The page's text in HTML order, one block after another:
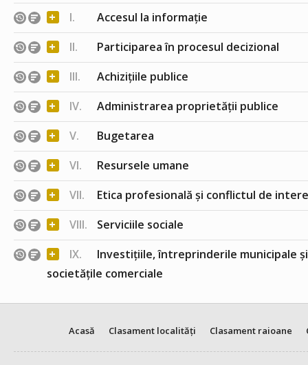
+
I. Accesul la informație
+ II. Participarea în procesul decizional
+ III. Achizițiile publice
+ IV. Administrarea proprietății publice
+ V. Bugetarea
+ VI. Resursele umane
+ VII. Etica profesională și conflictul de
+ VIII. Serviciile sociale
+ IX.
Investițiile, întreprinderile municipale
societățile comerciale
Acasă Clasament localități Clasament raioane